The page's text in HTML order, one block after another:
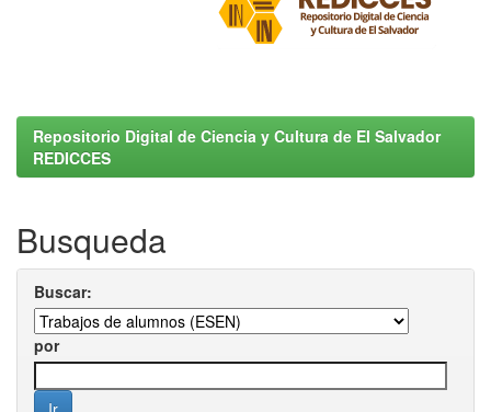
Repositorio Digital de Ciencia y Cultura de El Salvador
REDICCES
Busqueda
Buscar:
por